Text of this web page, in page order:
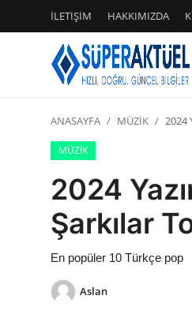
İLETİŞİM HAKKIMIZDA
Giriş
KÜNYE
İŞ BİRLİĞİ
ANASAYFA MÜZİK 2024
MÜZİK
2024
Şarkılar
En popüler 10 Türkçe pop
Aslan